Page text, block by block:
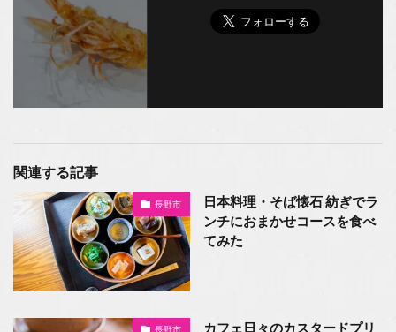
関連する記事
長野市
日本料理・そば懐石 紡ぎでラ
ンチにおまかせコースを食べ
てみた
長野市
カフェ日々のカスタードプリ